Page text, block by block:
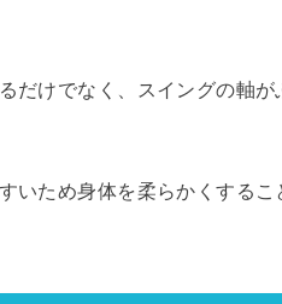
だけでなく、スイングの軸が
いため身体を柔らかくする